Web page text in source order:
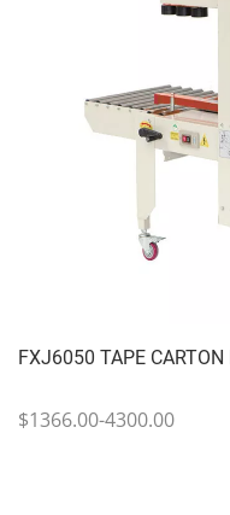
FXJ6050 TAPE CARTON
$1366.00-4300.00